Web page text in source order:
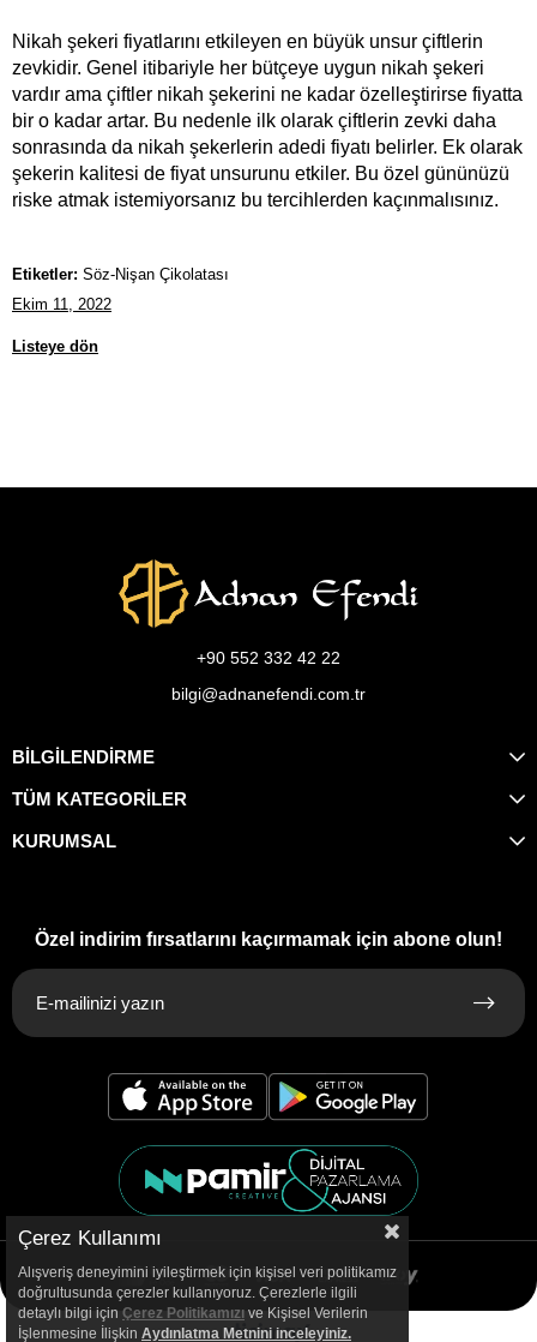
Nikah şekeri fiyatlarını etkileyen en büyük unsur çiftlerin
zevkidir. Genel itibariyle her bütçeye uygun nikah şekeri
vardır ama çiftler nikah şekerini ne kadar özelleştirirse fiyatta
bir o kadar artar. Bu nedenle ilk olarak çiftlerin zevki daha
sonrasında da nikah şekerlerin adedi fiyatı belirler. Ek olarak
şekerin kalitesi de fiyat unsurunu etkiler. Bu özel gününüzü
riske atmak istemiyorsanız bu tercihlerden kaçınmalısınız.
Etiketler: Söz-Nişan Çikolatası
Ekim 11, 2022
Listeye dön
+90 552 332 42 22
bilgi@adnanefendi.com.tr
BİLGİLENDİRME
TÜM KATEGORİLER
KURUMSAL
Özel indirim fırsatlarını kaçırmamak için abone olun!
Çerez Kullanımı
Alışveriş deneyimini iyileştirmek için kişisel veri politikamız
doğrultusunda çerezler kullanıyoruz. Çerezlerle ilgili
detaylı bilgi için Çerez Politikamızı ve Kişisel Verilerin
İşlenmesine İlişkin Aydınlatma Metnini inceleyiniz.